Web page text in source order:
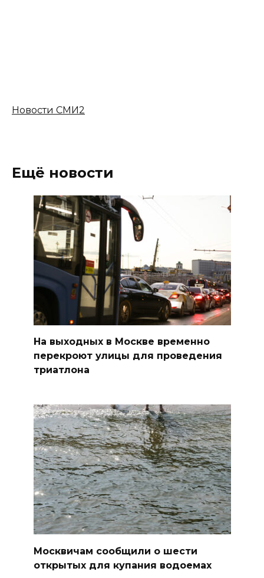
Новости СМИ2
Ещё новости
На выходных в Москве временно
перекроют улицы для проведения
триатлона
Москвичам сообщили о шести
открытых для купания водоемах